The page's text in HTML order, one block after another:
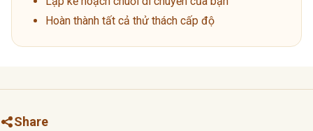
Hoàn thành tất cả thử thách cấp độ
Share